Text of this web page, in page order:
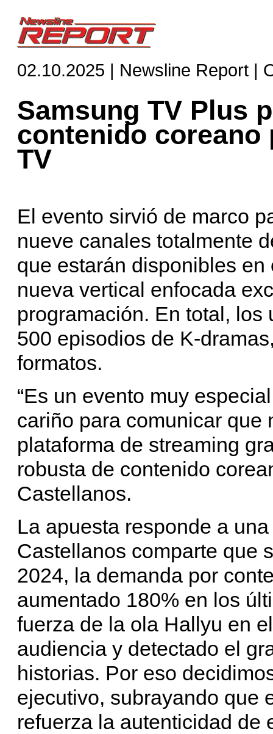
02.10.2025 | Newsline Report |
Samsung TV Plus
contenido coreano
TV
El evento sirvió de marco
nueve canales totalmente
que estarán disponibles
nueva vertical enfocada
programación. En total,
500 episodios de K-
formatos.
“Es un evento muy
cariño para comunicar que
plataforma de streaming
robusta de contenido
Castellanos.
La apuesta responde a
Castellanos comparte que
2024, la demanda por
aumentado 180% en los
fuerza de la ola Hallyu en
audiencia y detectado el
historias. Por eso
ejecutivo, subrayando que
refuerza la autenticidad de